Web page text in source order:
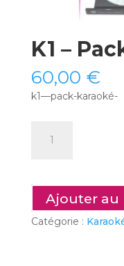
K1 –
60,00 €
k1—pack-karaoké-
Pack
Karaoké
Ajouter au
Catégorie :